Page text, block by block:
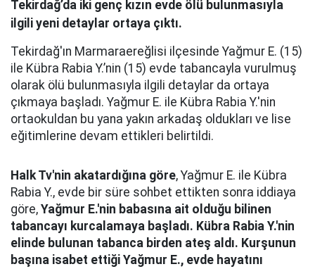
Tekirdağ’da iki genç kızın evde ölü bulunmasıyla
ilgili yeni detaylar ortaya çıktı.
Tekirdağ'ın Marmaraereğlisi ilçesinde Yağmur E. (15)
ile Kübra Rabia Y.’nin (15) evde tabancayla vurulmuş
olarak ölü bulunmasıyla ilgili detaylar da ortaya
çıkmaya başladı. Yağmur E. ile Kübra Rabia Y.'nin
ortaokuldan bu yana yakın arkadaş oldukları ve lise
eğitimlerine devam ettikleri belirtildi.
Halk Tv'nin akatardığına göre, Yağmur E. ile Kübra
Rabia Y., evde bir süre sohbet ettikten sonra iddiaya
göre, Yağmur E.'nin babasına ait olduğu bilinen
tabancayı kurcalamaya başladı. Kübra Rabia Y.'nin
elinde bulunan tabanca birden ateş aldı. Kurşunun
başına isabet ettiği Yağmur E., evde hayatını